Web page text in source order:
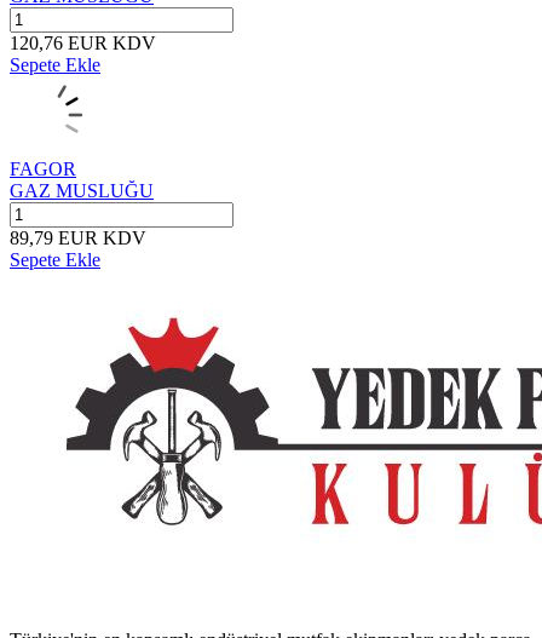
120,76 EUR KDV
Sepete Ekle
FAGOR
GAZ MUSLUĞU
89,79 EUR KDV
Sepete Ekle